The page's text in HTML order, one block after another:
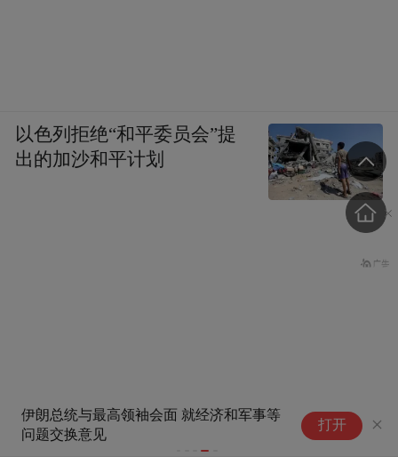
打开
以色列拒绝“和平委员会”提
出的加沙和平计划
盗香窃玉：我的青春就是赌出来的